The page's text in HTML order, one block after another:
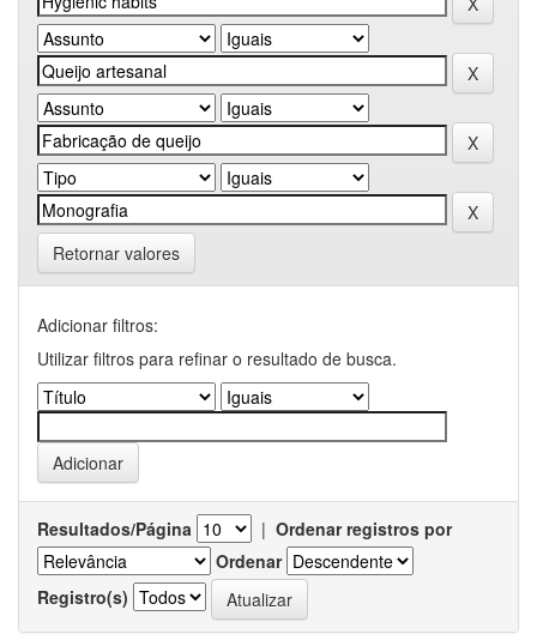
Retornar valores
Adicionar filtros:
Utilizar filtros para refinar o resultado de busca.
Resultados/Página | Ordenar registros por
Ordenar
Registro(s)